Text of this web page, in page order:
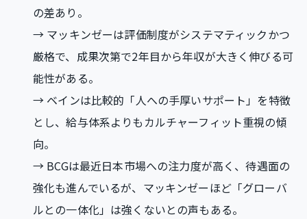
の差あり。
→ マッキンゼーは評価制度がシステマティックかつ
厳格で、成果次第で2年目から年収が大きく伸びる可
能性がある。
→ ベインは比較的「人への手厚いサポート」を特徴
とし、給与体系よりもカルチャーフィット重視の傾
向。
→ BCGは最近日本市場への注力度が高く、待遇面の
強化も進んでいるが、マッキンゼーほど「グローバ
ルとの一体化」は強くないとの声もある。